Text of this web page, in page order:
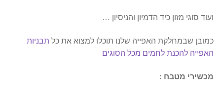
ועוד סוגי מזון כיד הדמיון והניסיון …
כמובן שבמחלקת האפייה שלנו תוכלו למצוא את כל תבניות
האפייה להכנת לחמים מכל הסוגים
מכשירי מטבח :